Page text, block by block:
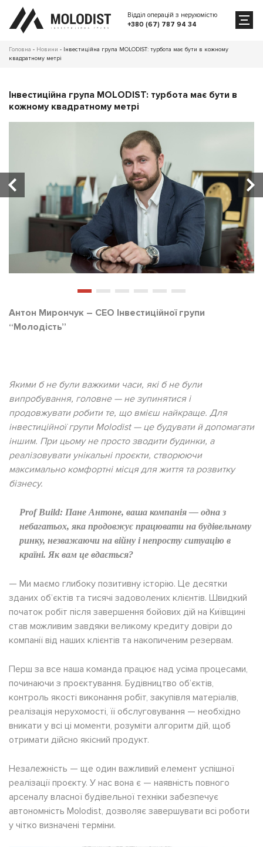
Відділ операцій з нерухомістю
+380 (67) 787 94 34
Головна - Новини - Інвестиційна група MOLODIST: турбота має бути в кожному
квадратному метрі
Інвестиційна група MOLODIST: турбота має бути в
кожному квадратному метрі
Антон Мирончук – СЕО Інвестиційної групи
“Молодість”
Якими б не були важкими часи, які б не були
випробування, головне — не зупинятися і
продовжувати робити те, що вмієш найкраще. Для
інвестиційної групи Molodist — це будувати й допомагати
іншим. При цьому не просто зводити будинки, а
реалізовувати унікальні проєкти, створюючи
максимально комфортні місця для життя та розвитку
бізнесу.
Prof Build: Пане Антоне, ваша компанія — одна з
небагатьох, яка продовжує працювати на будівельному
ринку, незважаючи на війну і непросту ситуацію в
країні. Як вам це вдається?
— Ми маємо глибоку позитивну історію. Це десятки
зданих об’єктів та тисячі задоволених клієнтів. Швидкий
початок робіт після завершення бойових дій на Київщині
став можливим завдяки великому кредиту довіри до
компанії від наших клієнтів та накопиченим резервам.
Перш за все наша команда працює над усіма процесами,
починаючи з проєктування. Будівництво об’єктів,
контроль якості виконання робіт, закупівля матеріалів,
реалізація нерухомості, її обслуговування — необхідно
вникати у всі ці моменти, розуміти алгоритм дій, щоб
отримати дійсно якісний продукт.
Незалежність — ще один важливий елемент успішної
реалізації проєкту. У нас вона є — наявність повного
арсеналу власної будівельної техніки забезпечує
автономність Molodist, дозволяє завершувати всі роботи
у чітко визначені терміни.